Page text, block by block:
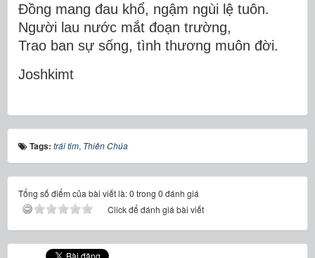
Đồng mang đau khổ, ngậm ngùi lệ tuôn.
Người lau nước mắt đoạn trường,
Trao ban sự sống, tình thương muôn đời.
Joshkimt
Tags: trái tim, Thiên Chúa
Tổng số điểm của bài viết là: 0 trong 0 đánh giá
Click để đánh giá bài viết